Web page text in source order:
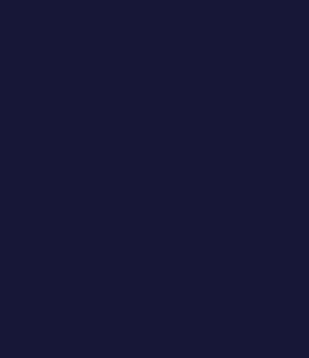
con CRISPA ASESORES INMOBILIARIOS.